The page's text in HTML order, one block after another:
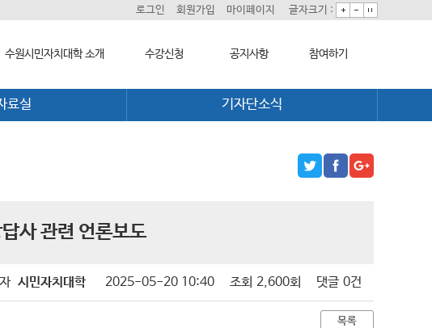
수원시민자치대학 소개
수원시민자치대학 소개
수강신청 공지사항
대학소식
참여하기
자치동아리
로그인 회원가입 마이페이지 글자크기 :
료실 기자단소식
사 관련 언론보도
시민자치대학 2025-05-20 10:40 조회 2,600회 댓글 0건
목록